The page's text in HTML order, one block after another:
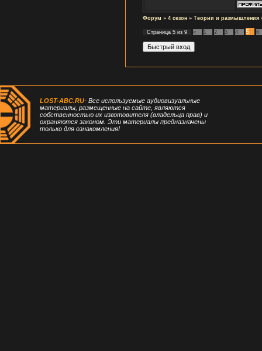
Форум » 4 сезон » Теории и размышления
Страница 5 из 9 « 1 2 3 4 5 6
LOST-ABC.RU- Все используемые аудиовизуальные
материалы, размещенные на сайте, являются
собственностью их изготовителя (владельца прав) и
охраняются законом. Эти материалы предназначены
только для ознакомления!